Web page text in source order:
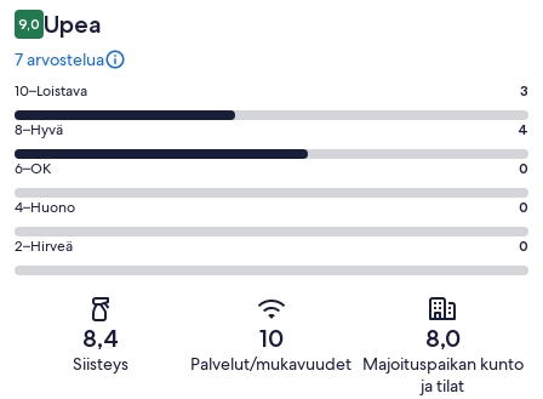
9,0 Upea
7 arvostelua
Arvosana
10
-
Loistava.
3
kautta
7
arvostelua
10–Loistava 3
Arvosana
8
-
Hyvä.
4
kautta
arvostelua
8–Hyvä 4
Arvosana
6
-
OK.
0
arvostelua
6–OK 0
Arvosana
4
-
4–Huono 0
Arvosana
2
2–Hirveä 0
8,4
Siisteys
10
Palvelut/mukavuudet
8,0
Majoituspaikan kunto
ja tilat